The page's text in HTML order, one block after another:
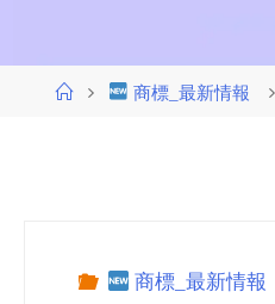
ホ
商標_最新情報
商標_最新情報